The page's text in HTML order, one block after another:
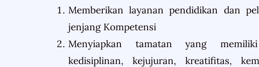
Memberikan layanan pendidikan dan
jenjang Kompetensi
Menyiapkan tamatan yang
kedisiplinan, kejujuran, kreatifitas,